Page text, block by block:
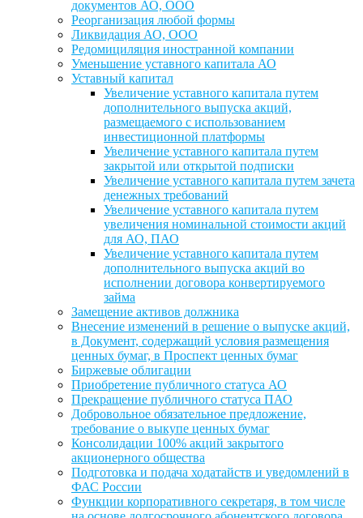
документов АО, ООО
Реорганизация любой формы
Ликвидация АО, ООО
Редомициляция иностранной компании
Уменьшение уставного капитала АО
Уставный капитал
Увеличение уставного капитала путем
дополнительного выпуска акций,
размещаемого с использованием
инвестиционной платформы
Увеличение уставного капитала путем
закрытой или открытой подписки
Увеличение уставного капитала путем зачета
денежных требований
Увеличение уставного капитала путем
увеличения номинальной стоимости акций
для АО, ПАО
Увеличение уставного капитала путем
дополнительного выпуска акций во
исполнении договора конвертируемого
займа
Замещение активов должника
Внесение изменений в решение о выпуске акций,
в Документ, содержащий условия размещения
ценных бумаг, в Проспект ценных бумаг
Биржевые облигации
Приобретение публичного статуса АО
Прекращение публичного статуса ПАО
Добровольное обязательное предложение,
требование о выкупе ценных бумаг
Консолидации 100% акций закрытого
акционерного общества
Подготовка и подача ходатайств и уведомлений в
ФАС России
Функции корпоративного секретаря, в том числе